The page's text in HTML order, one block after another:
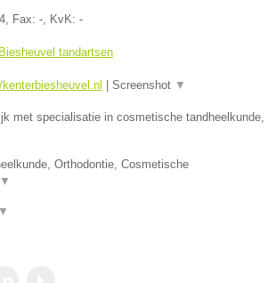
, Fax: - , KvK: -
tandartsen
| Screenshot ▼
met specialisatie in cosmetische tandheelkunde,
Orthodontie, Cosmetische
▼
▼